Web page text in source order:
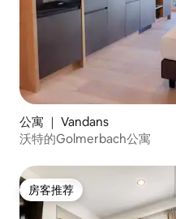
公寓 ｜ Vandans
沃特的Golmerbach公寓
房客推荐
房客推荐